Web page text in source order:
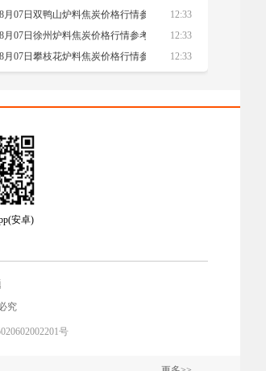
月07日双鸭山炉料焦炭价格行情参考
12:33
月07日徐州炉料焦炭价格行情参考
12:33
月07日攀枝花炉料焦炭价格行情参考
12:33
安卓)
究
号